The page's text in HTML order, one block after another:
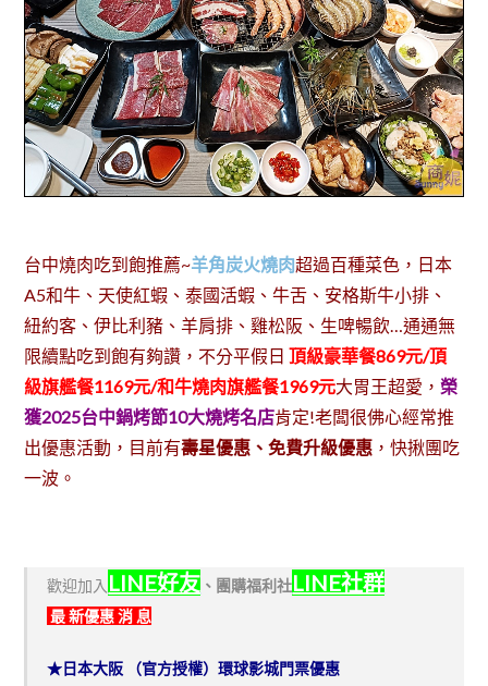
台中燒肉吃到飽推薦~羊角炭火燒肉超過百種菜色，日本
A5和牛、天使紅蝦、泰國活蝦、牛舌、安格斯牛小排、
紐約客、伊比利豬、羊肩排、雞松阪、生啤暢飲…通通無
限續點吃到飽有夠讚，不分平假日頂級豪華餐869元/頂
級旗艦餐1169元/和牛燒肉旗艦餐1969元大胃王超愛，榮
獲2025台中鍋烤節10大燒烤名店肯定!老闆很佛心經常推
出優惠活動，目前有壽星優惠、免費升級優惠 ，快揪團吃
一波。
歡迎加入 LINE好友 、 團購福利社LINE社群
最 新優惠 消 息
★日本大阪 （官方授權）環球影城門票優惠